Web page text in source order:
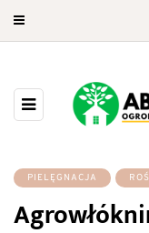
PIELĘGNACJA